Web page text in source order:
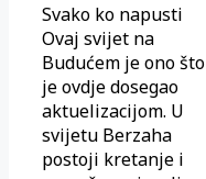
Svako ko napusti
Ovaj svijet na
Budućem je ono što
je ovdje dosegao
aktuelizacijom. U
svijetu Berzaha
postoji kretanje i